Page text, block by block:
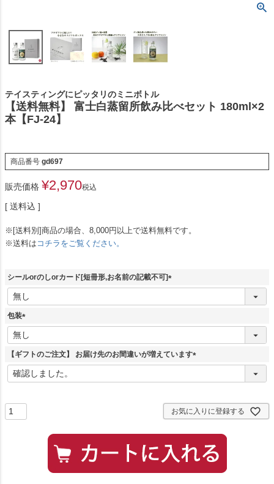
テイスティングにピッタリのミニボトル
【送料無料】 富士白蒸留所飲み比べセット 180ml×2
本【FJ-24】
商品番号 gd697
販売価格 ¥2,970税込
送料込
※[送料別]商品の場合、8,000円以上で送料無料です。
※送料は コチラをご覧ください。
シールorのしorカード[短冊形,お名前の記載不可]
(
包装
(
必
須
【ギフトのご注文】 お届け先のお間違いが増えています
(
お気に入りに登録する